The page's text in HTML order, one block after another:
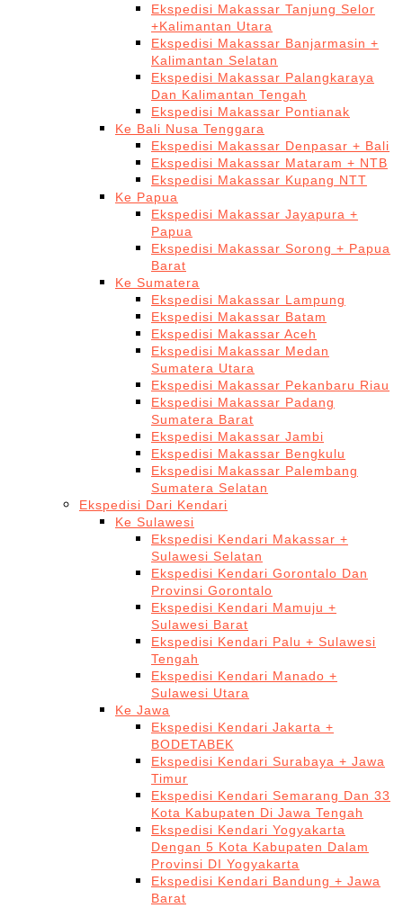
Ekspedisi Makassar Tanjung Selor
+Kalimantan Utara
Ekspedisi Makassar Banjarmasin +
Kalimantan Selatan
Ekspedisi Makassar Palangkaraya
Dan Kalimantan Tengah
Ekspedisi Makassar Pontianak
Ke Bali Nusa Tenggara
Ekspedisi Makassar Denpasar + Bali
Ekspedisi Makassar Mataram + NTB
Ekspedisi Makassar Kupang NTT
Ke Papua
Ekspedisi Makassar Jayapura +
Papua
Ekspedisi Makassar Sorong + Papua
Barat
Ke Sumatera
Ekspedisi Makassar Lampung
Ekspedisi Makassar Batam
Ekspedisi Makassar Aceh
Ekspedisi Makassar Medan
Sumatera Utara
Ekspedisi Makassar Pekanbaru Riau
Ekspedisi Makassar Padang
Sumatera Barat
Ekspedisi Makassar Jambi
Ekspedisi Makassar Bengkulu
Ekspedisi Makassar Palembang
Sumatera Selatan
Ekspedisi Dari Kendari
Ke Sulawesi
Ekspedisi Kendari Makassar +
Sulawesi Selatan
Ekspedisi Kendari Gorontalo Dan
Provinsi Gorontalo
Ekspedisi Kendari Mamuju +
Sulawesi Barat
Ekspedisi Kendari Palu + Sulawesi
Tengah
Ekspedisi Kendari Manado +
Sulawesi Utara
Ke Jawa
Ekspedisi Kendari Jakarta +
BODETABEK
Ekspedisi Kendari Surabaya + Jawa
Timur
Ekspedisi Kendari Semarang Dan 33
Kota Kabupaten Di Jawa Tengah
Ekspedisi Kendari Yogyakarta
Dengan 5 Kota Kabupaten Dalam
Provinsi DI Yogyakarta
Ekspedisi Kendari Bandung + Jawa
Barat